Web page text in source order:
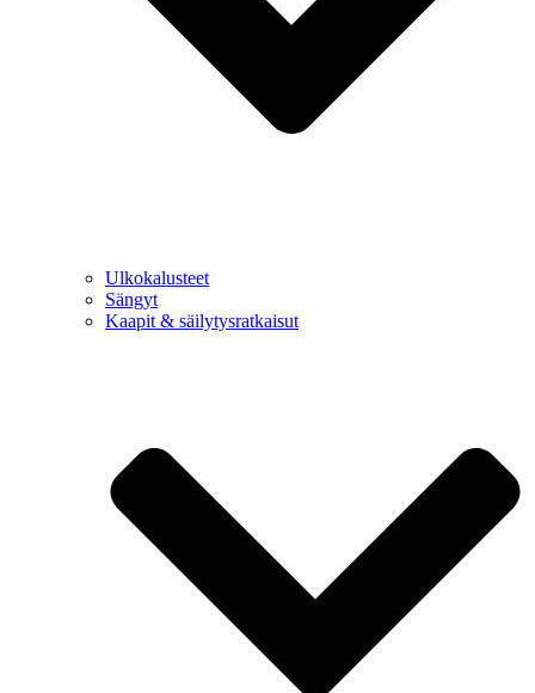
Ulkokalusteet
Sängyt
Kaapit & säilytysratkaisut